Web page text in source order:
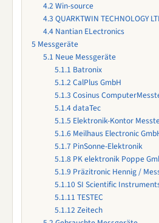
4.2 Win-source
4.3 QUARKTWIN TECHNOLOGY
4.4 Nantian ELectronics
5 Messgeräte
5.1 Neue Messgeräte
5.1.1 Batronix
5.1.2 CalPlus GmbH
5.1.3 Cosinus
5.1.4dataTec
5.1.5 Elektronik-Kontor
5.1.6 Meilhaus Electronic
5.1.7 PinSonne-Elektronik
5.1.8 PK elektronik Poppe
5.1.9 Präzitronic Hennig /
5.1.10 SI Scientific
5.1.11 TESTEC
5.1.12 Zeitech